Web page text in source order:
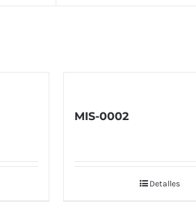
MIS-0002
Detalles